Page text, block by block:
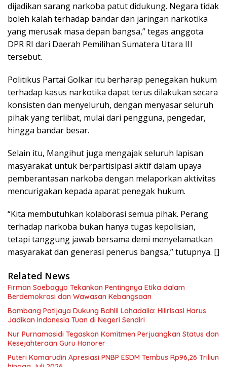
dijadikan sarang narkoba patut didukung. Negara tidak
boleh kalah terhadap bandar dan jaringan narkotika
yang merusak masa depan bangsa,” tegas anggota
DPR RI dari Daerah Pemilihan Sumatera Utara III
tersebut.
Politikus Partai Golkar itu berharap penegakan hukum
terhadap kasus narkotika dapat terus dilakukan secara
konsisten dan menyeluruh, dengan menyasar seluruh
pihak yang terlibat, mulai dari pengguna, pengedar,
hingga bandar besar.
Selain itu, Mangihut juga mengajak seluruh lapisan
masyarakat untuk berpartisipasi aktif dalam upaya
pemberantasan narkoba dengan melaporkan aktivitas
mencurigakan kepada aparat penegak hukum.
“Kita membutuhkan kolaborasi semua pihak. Perang
terhadap narkoba bukan hanya tugas kepolisian,
tetapi tanggung jawab bersama demi menyelamatkan
masyarakat dan generasi penerus bangsa,” tutupnya. []
Related News
Firman Soebagyo Tekankan Pentingnya Etika dalam
Berdemokrasi dan Wawasan Kebangsaan
Bambang Patijaya Dukung Bahlil Lahadalia: Hilirisasi Harus
Jadikan Indonesia Tuan di Negeri Sendiri
Nur Purnamasidi Tegaskan Komitmen Perjuangkan Status dan
Kesejahteraan Guru Honorer
Puteri Komarudin Apresiasi PNBP ESDM Tembus Rp96,26 Triliun